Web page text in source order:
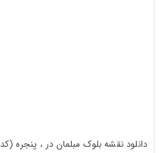
دانلود نقشه بلوک مبلمان در ، پنجره (کد34965)